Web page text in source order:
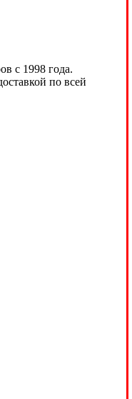
с 1998 года.
по всей